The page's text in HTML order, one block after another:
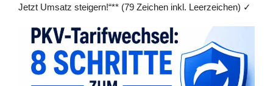
Jetzt Umsatz steigern!“** (79 Zeichen inkl. Leerzeichen) ✓